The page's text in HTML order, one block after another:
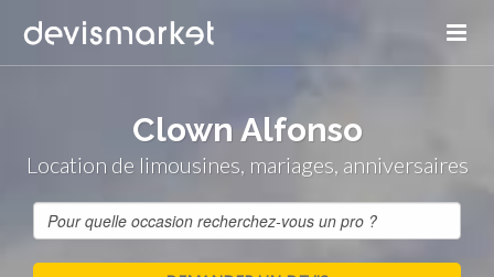
Clown Alfonso
Location de limousines, mariages, anniversaires